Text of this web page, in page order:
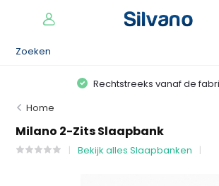
Rechtstreeks vanaf de
Home
Milano 2-Zits Slaapbank
Bekijk alles Slaapbanken